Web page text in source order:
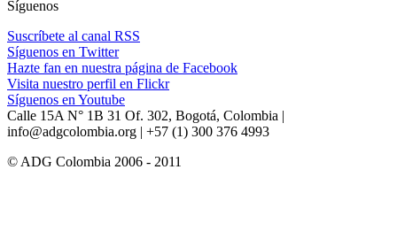
Síguenos
Suscríbete al canal RSS
Síguenos en Twitter
Hazte fan en nuestra página de Facebook
Visita nuestro perfil en Flickr
Síguenos en Youtube
Calle 15A N° 1B 31 Of. 302, Bogotá, Colombia |
info@adgcolombia.org | +57 (1) 300 376 4993
© ADG Colombia 2006 - 2011